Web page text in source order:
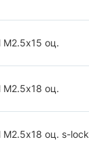
М2.5х15 оц.
М2.5х18 оц.
М2.5х18 оц. s-lock